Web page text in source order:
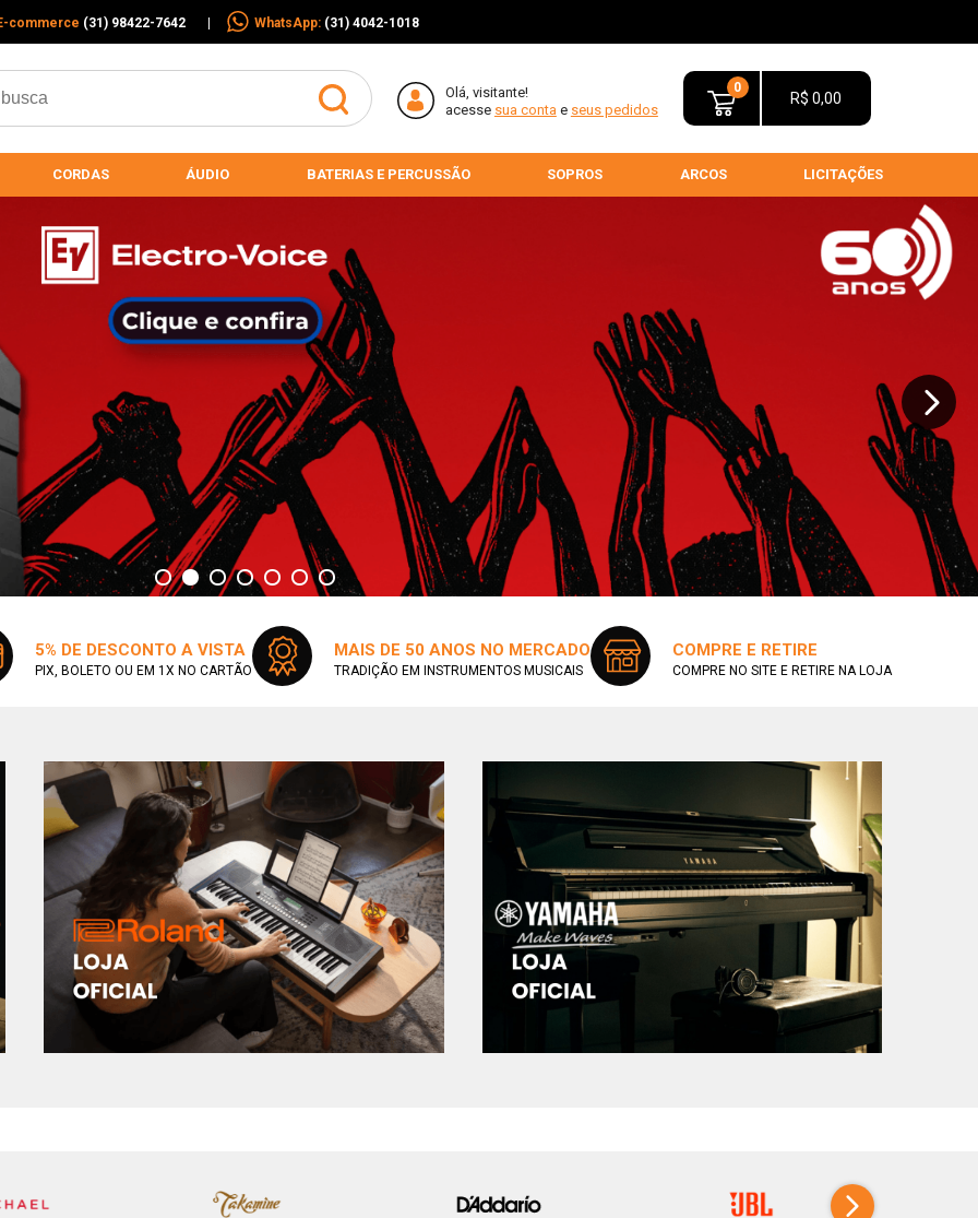
commerce (31) 98422-7642 WhatsApp: (31) 4042-1018
Olá, visitante!
acesse sua conta e seus pedidos
0
R$ 0,00
CORDAS ÁUDIO BATERIAS E PERCUSSÃO SOPROS ARCOS LICITAÇÕES
5% DE DESCONTO A VISTA
PIX, BOLETO OU EM 1X NO CARTÃO
MAIS DE 50 ANOS NO MERCADO
TRADIÇÃO EM INSTRUMENTOS MUSICAIS
COMPRE E RETIRE
COMPRE NO SITE E RETIRE NA LOJA